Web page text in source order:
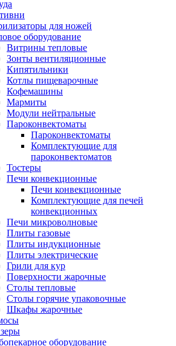
для ножей
оборудование
Витрины тепловые
Зонты вентиляционные
Кипятильники
Котлы пищеварочные
Кофемашины
Мармиты
Модули нейтральные
Пароконвектоматы
Пароконвектоматы
Комплектующие для
пароконвектоматов
Тостеры
Печи конвекционные
Печи конвекционные
Комплектующие для печей
конвекционных
Печи микроволновые
Плиты газовые
Плиты индукционные
Плиты электрические
Грили для кур
Поверхности жарочные
Столы тепловые
Столы горячие упаковочные
Шкафы жарочные
оборудование